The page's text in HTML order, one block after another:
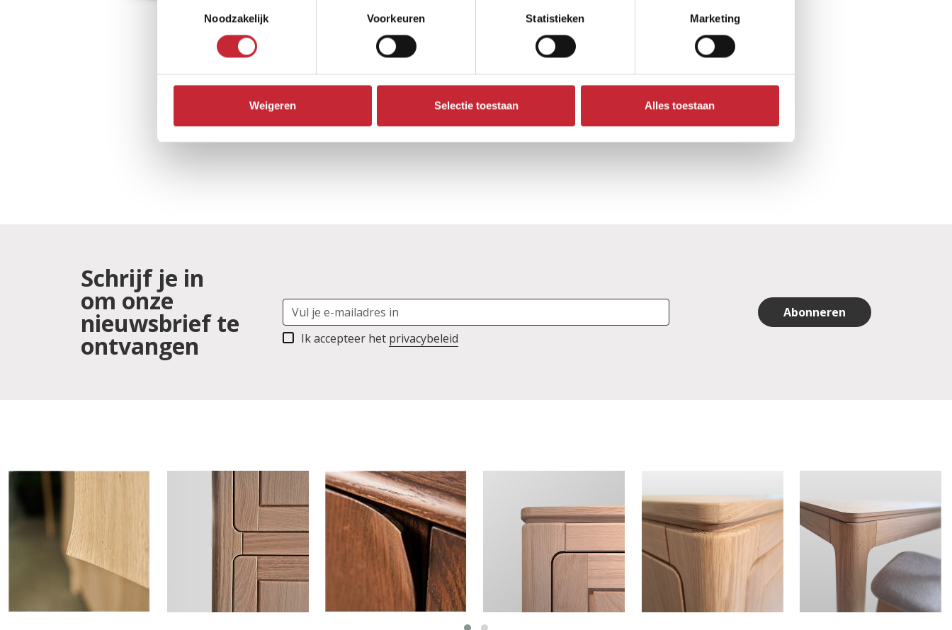
Noodzakelijk
Voorkeuren Statistieken Marketing
Weigeren Selectie toestaan Alles toestaan
SE.D3 SE.D4
236 x 78 x 45
Schrijf je in
om onze
nieuwsbrief te
ontvangen Ik accepteer het privacybeleid
Abonneren